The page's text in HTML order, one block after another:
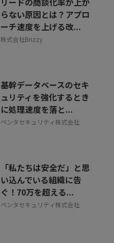
らない原因とは？アプロ
ーチ速度を上げる改...
株式会社Brizzy
基幹データベースのセキ
ュリティを強化するとき
に処理速度を落と...
ペンタセキュリティ株式会社
「私たちは安全だ」と思
い込んでいる組織に告
ぐ！70万を超える...
ペンタセキュリティ株式会社